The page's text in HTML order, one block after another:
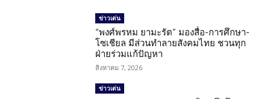
ข่าวเด่น
“พงศ์พรหม ยามะรัต” มองสื่อ-การศึกษา-
โซเชียล มีส่วนทำลายสังคมไทย ชวนทุก
ฝ่ายร่วมแก้ปัญหา
สิงหาคม 7, 2026
ข่าวเด่น